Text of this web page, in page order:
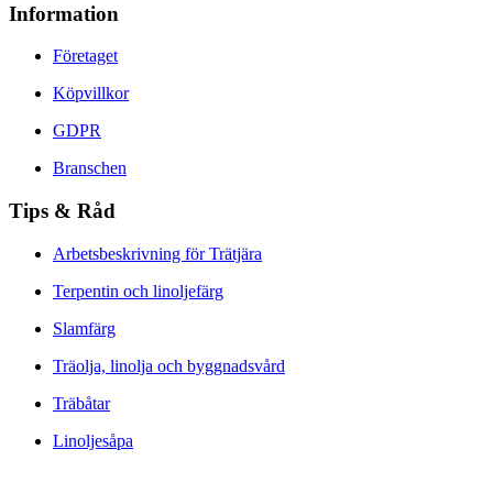
Information
Företaget
Köpvillkor
GDPR
Branschen
Tips & Råd
Arbetsbeskrivning för Trätjära
Terpentin och linoljefärg
Slamfärg
Träolja, linolja och byggnadsvård
Träbåtar
Linoljesåpa